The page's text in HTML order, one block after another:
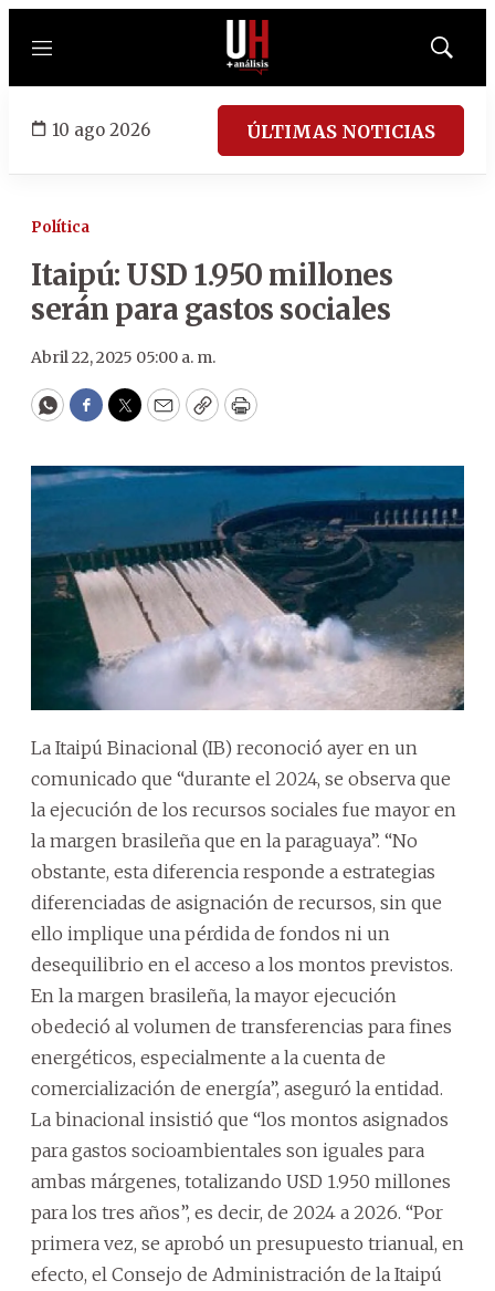
Menú
Mostrar
10 ago 2026 ÚLTIMAS NOTICIAS
Política
Itaipú: USD 1.950 millones
serán para gastos sociales
Abril 22, 2025 05:00 a. m.
WhatsApp
Facebook
Twitter
EmailCopyPrint
La Itaipú Binacional (IB) reconoció ayer en un
comunicado que “durante el 2024, se observa que
la ejecución de los recursos sociales fue mayor en
la margen brasileña que en la paraguaya”. “No
obstante, esta diferencia responde a estrategias
diferenciadas de asignación de recursos, sin que
ello implique una pérdida de fondos ni un
desequilibrio en el acceso a los montos previstos.
En la margen brasileña, la mayor ejecución
obedeció al volumen de transferencias para fines
energéticos, especialmente a la cuenta de
comercialización de energía”, aseguró la entidad.
La binacional insistió que “los montos asignados
para gastos socioambientales son iguales para
ambas márgenes, totalizando USD 1.950 millones
para los tres años”, es decir, de 2024 a 2026. “Por
primera vez, se aprobó un presupuesto trianual, en
efecto, el Consejo de Administración de la Itaipú